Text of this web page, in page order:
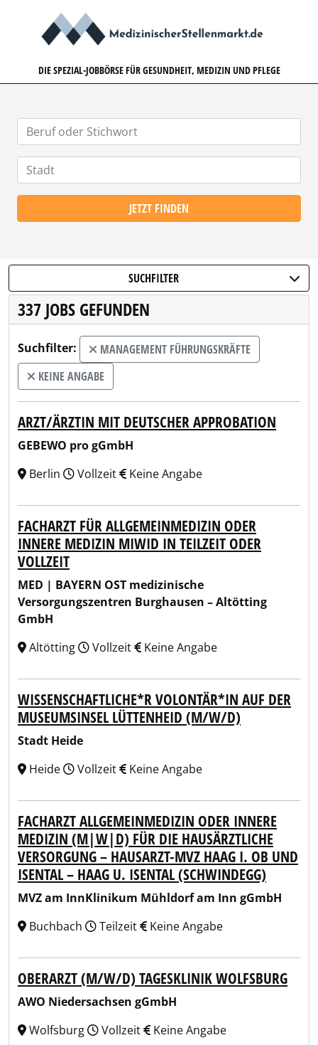
DIE SPEZIAL-JOBBÖRSE FÜR GESUNDHEIT, MEDIZIN UND PFLEGE
JETZT FINDEN
SUCHFILTER
337 JOBS GEFUNDEN
Suchfilter:
MANAGEMENT FÜHRUNGSKRÄFTE
KEINE ANGABE
ARZT/ÄRZTIN MIT DEUTSCHER APPROBATION
GEBEWO pro gGmbH
Berlin
Vollzeit Keine Angabe
FACHARZT FÜR ALLGEMEINMEDIZIN ODER
INNERE MEDIZIN MIWID IN TEILZEIT ODER
VOLLZEIT
MED | BAYERN OST medizinische
Versorgungszentren Burghausen – Altötting
GmbH
Altötting
Vollzeit Keine Angabe
WISSENSCHAFTLICHE*R VOLONTÄR*IN AUF DER
MUSEUMSINSEL LÜTTENHEID (M/W/D)
Stadt Heide
Heide
Vollzeit Keine Angabe
FACHARZT ALLGEMEINMEDIZIN ODER INNERE
MEDIZIN (M|W|D) FÜR DIE HAUSÄRZTLICHE
VERSORGUNG – HAUSARZT-MVZ HAAG I. OB UND
ISENTAL – HAAG U. ISENTAL (SCHWINDEGG)
MVZ am InnKlinikum Mühldorf am Inn gGmbH
Buchbach
Teilzeit Keine Angabe
OBERARZT (M/W/D) TAGESKLINIK WOLFSBURG
AWO Niedersachsen gGmbH
Wolfsburg
Vollzeit Keine Angabe